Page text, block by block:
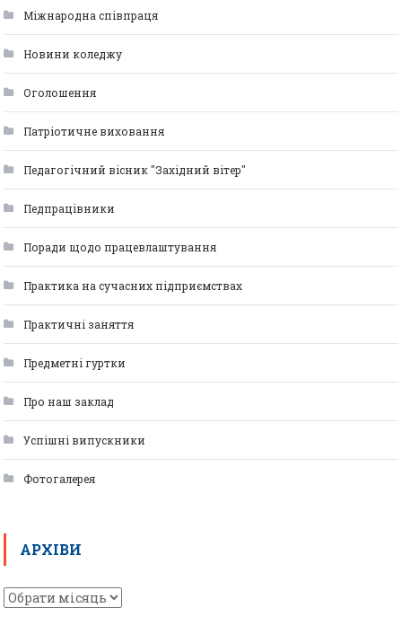
Міжнародна співпраця
Новини коледжу
Оголошення
Патріотичне виховання
Педагогічний вісник "Західний вітер"
Педпрацівники
Поради щодо працевлаштування
Практика на сучасних підприємствах
Практичні заняття
Предметні гуртки
Про наш заклад
Успішні випускники
Фотогалерея
АРХІВИ